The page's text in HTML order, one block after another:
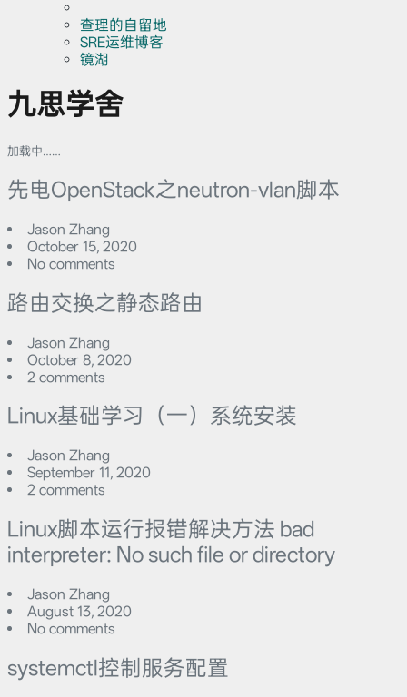
查理的自留地
SRE运维博客
镜湖
九思学舍
加载中……
先电OpenStack之neutron-vlan脚本
Jason Zhang
October 15, 2020
No comments
路由交换之静态路由
Jason Zhang
October 8, 2020
2 comments
Linux基础学习（一）系统安装
Jason Zhang
September 11, 2020
2 comments
Linux脚本运行报错解决方法 bad
interpreter: No such file or directory
Jason Zhang
August 13, 2020
No comments
systemctl控制服务配置